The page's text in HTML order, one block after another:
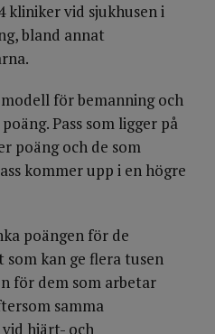
kliniker vid sjukhusen i
bland annat
för bemanning och
Pass som ligger på
poäng och de som
kommer upp i en högre
poängen för de
som kan ge flera tusen
för dem som arbetar
samma
hjärt- och